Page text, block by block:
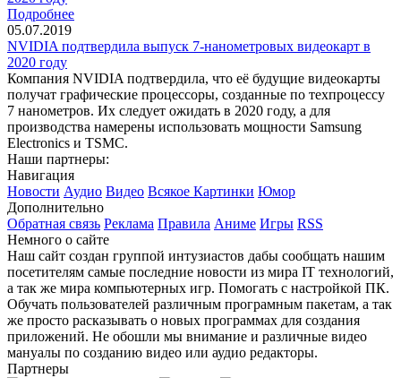
Подробнее
05.07.2019
NVIDIA подтвердила выпуск 7-нанометровых видеокарт в
2020 году
Компания NVIDIA подтвердила, что её будущие видеокарты
получат графические процессоры, созданные по техпроцессу
7 нанометров. Их следует ожидать в 2020 году, а для
производства намерены использовать мощности Samsung
Electronics и TSMC.
Наши партнеры:
Навигация
Новости Аудио Видео Всякое Картинки Юмор
Дополнительно
Обратная связь Реклама Правила Аниме Игры RSS
Немного о сайте
Наш сайт создан группой интузиастов дабы сообщать нашим
посетителям самые последние новости из мира IT технологий,
а так же мира компьютерных игр. Помогать с настройкой ПК.
Обучать пользователей различным програмным пакетам, а так
же просто расказывать о новых программах для создания
приложений. Не обошли мы внимание и различные видео
мануалы по созданию видео или аудио редакторы.
Партнеры